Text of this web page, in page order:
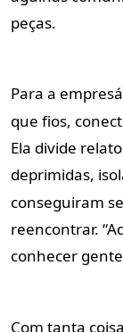
peças.
Para a
que fios,
Ela divide
deprimidas,
conseguiram
reencontrar.
conhecer
Com tanta